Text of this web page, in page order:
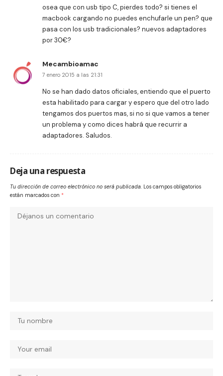
osea que con usb tipo C, pierdes todo? si tienes el
macbook cargando no puedes enchufarle un pen? que
pasa con los usb tradicionales? nuevos adaptadores
por 30€?
Mecambioamac
7 enero 2015 a las 21:31
No se han dado datos oficiales, entiendo que el puerto
esta habilitado para cargar y espero que del otro lado
tengamos dos puertos mas, si no si que vamos a tener
un problema y como dices habrá que recurrir a
adaptadores. Saludos.
Deja una respuesta
Tu dirección de correo electrónico no será publicada. Los campos obligatorios
están marcados con *